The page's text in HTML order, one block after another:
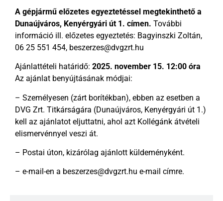
A gépjármű előzetes egyeztetéssel megtekinthető a
Dunaújváros, Kenyérgyári út 1. címen. További
információ ill. előzetes egyeztetés: Bagyinszki Zoltán,
06 25 551 454, beszerzes@dvgzrt.hu
Ajánlattételi határidő: 2025. november 15. 12:00 óra
Az ajánlat benyújtásának módjai:
– Személyesen (zárt borítékban), ebben az esetben a
DVG Zrt. Titkárságára (Dunaújváros, Kenyérgyári út 1.)
kell az ajánlatot eljuttatni, ahol azt Kollégánk átvételi
elismervénnyel veszi át.
– Postai úton, kizárólag ajánlott küldeményként.
– e-mail-en a beszerzes@dvgzrt.hu e-mail címre.